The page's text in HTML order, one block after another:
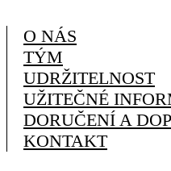
O NÁS
TÝM
UDRŽITELNOST
UŽITEČNÉ
DORUČENÍ A
KONTAKT